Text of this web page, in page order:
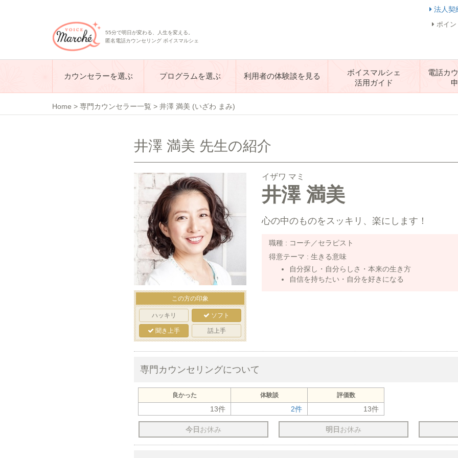
法人契
55分で明日が変わる、人生を変える。
匿名電話カウンセリング ボイスマルシェ
ポイン
カウンセラーを選ぶ プログラムを選ぶ 利用者の体験談を見る
ボイスマルシェ
活用ガイド
電話カ
Home > 専門カウンセラー一覧 > 井澤 満美 (いざわ まみ)
井澤 満美 先生の紹介
イザワ マミ
井澤 満美
心の中のものをスッキリ、楽にします！
職種 : コーチ／セラピスト
得意テーマ : 生きる意味
自分探し・自分らしさ・本来の生き方
自信を持ちたい・自分を好きになる
この方の印象
ハッキリ ソフト
聞き上手 話上手
専門カウンセリングについて
良かった 体験談 評価数
13件 2件 13件
今日 お休み 明日 お休み